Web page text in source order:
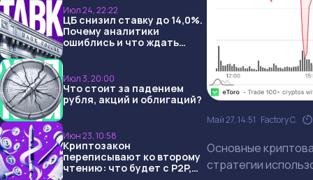
Июл 24, 22:22
ЦБ снизил ставку до 14,0%.
Почему аналитики
ошиблись и что ждать
Июл 3, 20:00
Что стоит за падением
рубля, акций и облигаций?
Июн 23, 10:58
Криптозакон
переписывают ко второму
чтению: что будет с P2P,
Май 27, 14:51 Factory C.
Основные
стратегии